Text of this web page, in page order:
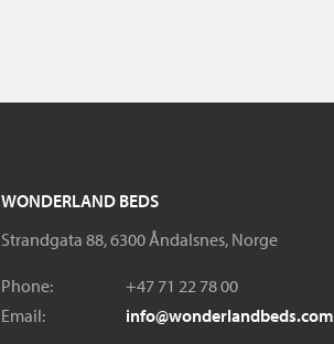
WONDERLAND BEDS
Strandgata 88, 6300 Åndalsnes, Norge
Phone:
+47 71 22 78 00
Email:
info@wonderlandbeds.com